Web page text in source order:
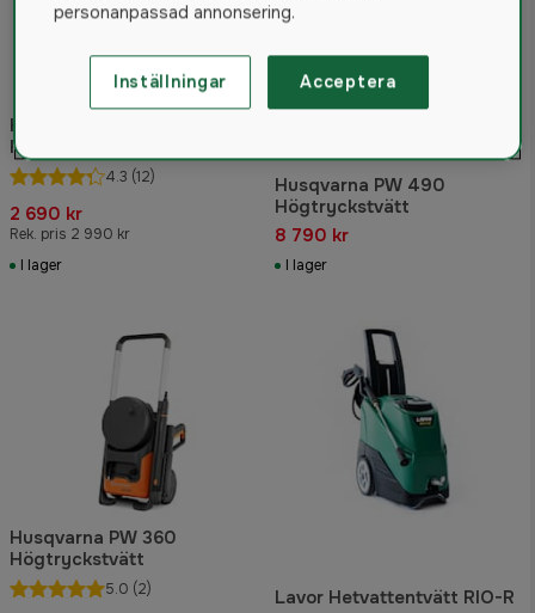
Husqvarna PW 240
Högtryckstvätt
4.3 (12)
2 690 kr
Rek. pris 2 990 kr
I lager
Husqvarna PW 490
Högtryckstvätt
8 790 kr
I lager
Husqvarna PW 360
Högtryckstvätt
5.0 (2)
Lavor Hetvattentvätt RIO-R
personanpassad annonsering.
Inställningar Acceptera